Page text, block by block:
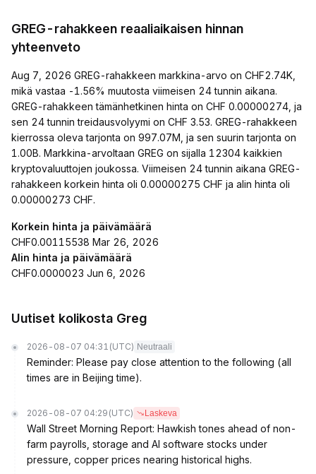
GREG-rahakkeen reaaliaikaisen hinnan
yhteenveto
Aug 7, 2026 GREG-rahakkeen markkina-arvo on CHF2.74K,
mikä vastaa -1.56% muutosta viimeisen 24 tunnin aikana.
GREG-rahakkeen tämänhetkinen hinta on CHF 0.00000274, ja
sen 24 tunnin treidausvolyymi on CHF 3.53. GREG-rahakkeen
kierrossa oleva tarjonta on 997.07M, ja sen suurin tarjonta on
1.00B. Markkina-arvoltaan GREG on sijalla 12304 kaikkien
kryptovaluuttojen joukossa. Viimeisen 24 tunnin aikana GREG-
rahakkeen korkein hinta oli 0.00000275 CHF ja alin hinta oli
0.00000273 CHF.
Korkein hinta ja päivämäärä
CHF0.00115538 Mar 26, 2026
Alin hinta ja päivämäärä
CHF0.0000023 Jun 6, 2026
Uutiset kolikosta Greg
2026-08-07 04:31 (UTC) Neutraali
Reminder: Please pay close attention to the following (all
times are in Beijing time).
2026-08-07 04:29 (UTC) Laskeva
Wall Street Morning Report: Hawkish tones ahead of non-
farm payrolls, storage and AI software stocks under
pressure, copper prices nearing historical highs.